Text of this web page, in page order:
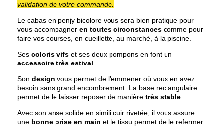
validation de votre commande.
Le cabas en penjy bicolore vous sera bien pratique pour
vous accompagner en toutes circonstances comme pour
faire vos courses, en cueillette, au marché, à la piscine.
Ses coloris vifs et ses deux pompons en font un
accessoire très estival
Son design vous permet de l'emmener où vous en avez
besoin sans grand encombrement. La base rectangulaire
permet de le laisser reposer de manière très stable
Avec son anse solide en simili cuir rivetée, il vous assure
une bonne prise en main et le tissu permet de le refermer